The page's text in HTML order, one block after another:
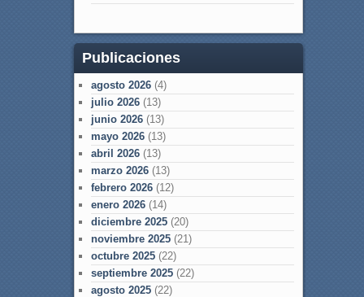
Publicaciones
agosto 2026(4)
julio 2026(13)
junio 2026(13)
mayo 2026(13)
abril 2026(13)
marzo 2026(13)
febrero 2026(12)
enero 2026(14)
diciembre 2025(20)
noviembre 2025(21)
octubre 2025(22)
septiembre 2025(22)
agosto 2025(22)